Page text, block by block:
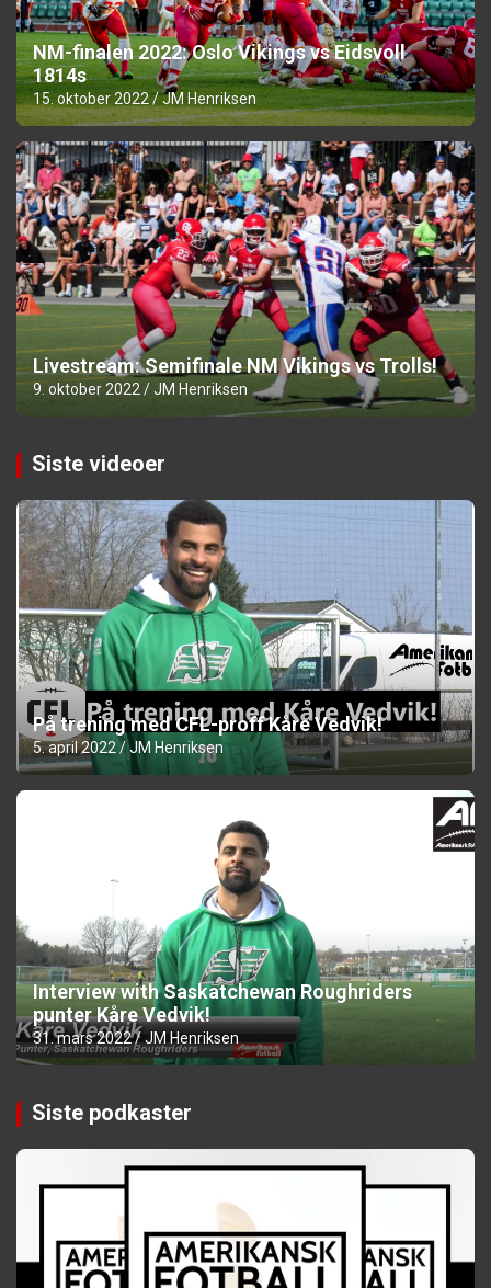
NM-finalen 2022: Oslo Vikings vs Eidsvoll
1814s
15. oktober 2022 JM Henriksen
Livestream: Semifinale NM Vikings vs Trolls!
9. oktober 2022 JM Henriksen
Siste videoer
På trening med CFL-proff Kåre Vedvik!
5. april 2022 JM Henriksen
Interview with Saskatchewan Roughriders
punter Kåre Vedvik!
31. mars 2022 JM Henriksen
Siste podkaster